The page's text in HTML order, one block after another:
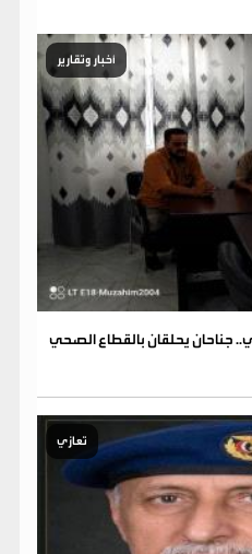
أخبار وتقارير
جناحان يحلقان بالقطاع الصحي
تعازي